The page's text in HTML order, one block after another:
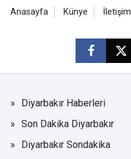
Anasayfa Künye İletişim
Diyarbakır Haberleri
Son Dakika Diyarbakır
Diyarbakır Sondakika